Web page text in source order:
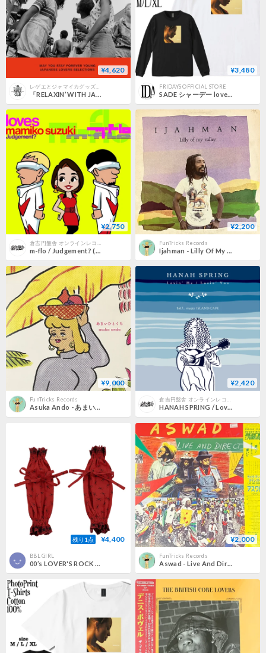
¥4,620 ¥3,480
FRIDAYS OFFICIAL STORE
¥2,750
m-flo / Judgement? (新品7“ レコード)
¥2,200
FunTricks Records
Ijahman - Lilly Of My Valley [LP][Jahmani] (USED)
¥9,000
FunTricks Records
Asuka Ando - あまいひとくち [LP][P-Vine Records] (USED)
¥2,420
HANAH SPRING / Lovin’ Me (新品7" レコード)
残り1点 ¥4,400
BBL GIRL
00’s LOVER'S ROCK ラバーズロック プリント紐リボン付きアームカバー レッド（ジャンク商品）
¥2,000
FunTricks Records
Aswad - Live And Direct [LP][Island Records] (USED)